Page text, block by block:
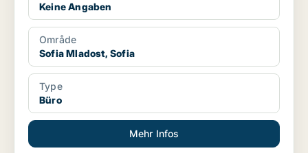
Keine Angaben
Område
Sofia Mladost, Sofia
Type
Büro
Mehr Infos